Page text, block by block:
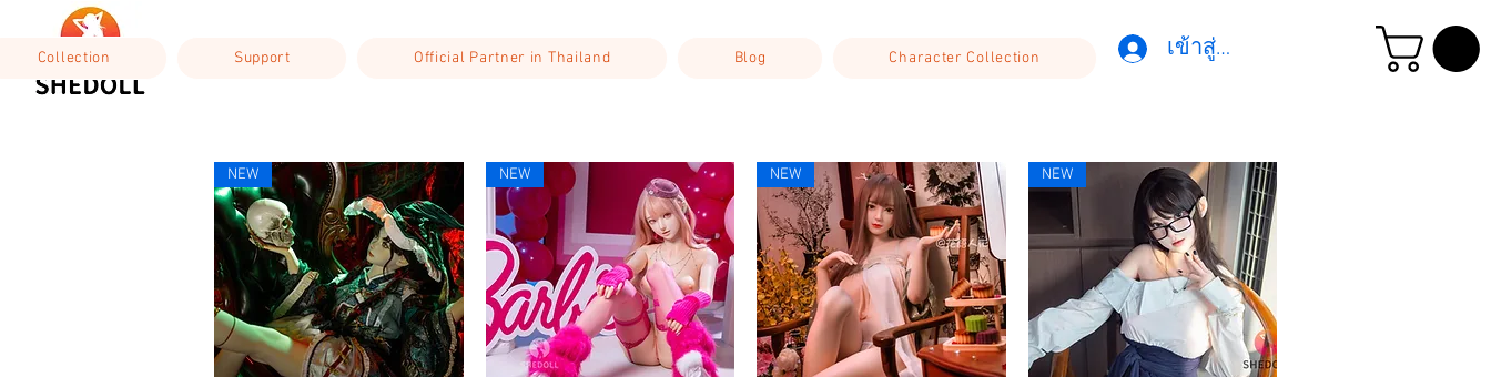
Collection Support Official Partner in Thailand Blog Character Collection เข้าสู่ระบบ
NEW NEW NEW NEW